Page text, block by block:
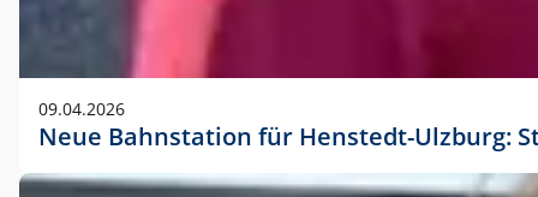
09.04.2026
Neue Bahnstation für Henstedt-Ulzburg: